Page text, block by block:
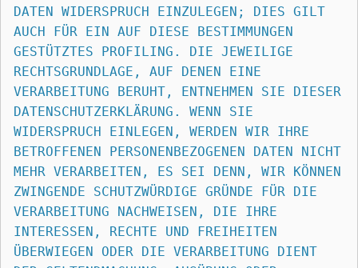
DATEN WIDERSPRUCH EINZULEGEN; DIES GILT
AUCH FÜR EIN AUF DIESE BESTIMMUNGEN
GESTÜTZTES PROFILING. DIE JEWEILIGE
RECHTSGRUNDLAGE, AUF DENEN EINE
VERARBEITUNG BERUHT, ENTNEHMEN SIE DIESER
DATENSCHUTZERKLÄRUNG. WENN SIE
WIDERSPRUCH EINLEGEN, WERDEN WIR IHRE
BETROFFENEN PERSONENBEZOGENEN DATEN NICHT
MEHR VERARBEITEN, ES SEI DENN, WIR KÖNNEN
ZWINGENDE SCHUTZWÜRDIGE GRÜNDE FÜR DIE
VERARBEITUNG NACHWEISEN, DIE IHRE
INTERESSEN, RECHTE UND FREIHEITEN
ÜBERWIEGEN ODER DIE VERARBEITUNG DIENT